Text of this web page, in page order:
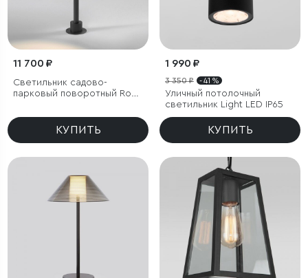
11 700 ₽
Светильник садово-
парковый поворотный Rone
КУПИТЬ
1 990 ₽
3 350 ₽ - 41 %
Уличный потолочный
светильник Light LED IP65
КУПИТЬ